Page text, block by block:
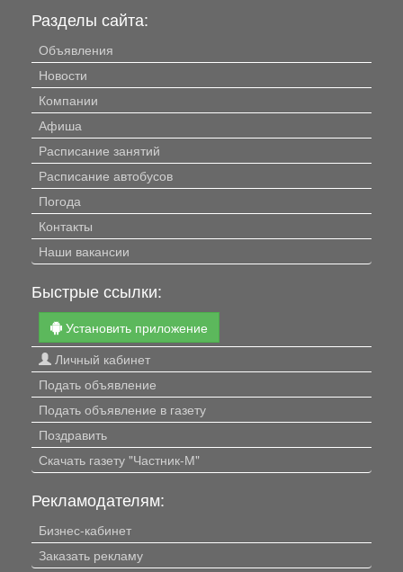
Разделы сайта:
Объявления
Новости
Компании
Афиша
Расписание занятий
Расписание автобусов
Погода
Контакты
Наши вакансии
Быстрые ссылки:
Установить приложение
Личный кабинет
Подать объявление
Подать объявление в газету
Поздравить
Скачать газету "Частник-М"
Рекламодателям:
Бизнес-кабинет
Заказать рекламу